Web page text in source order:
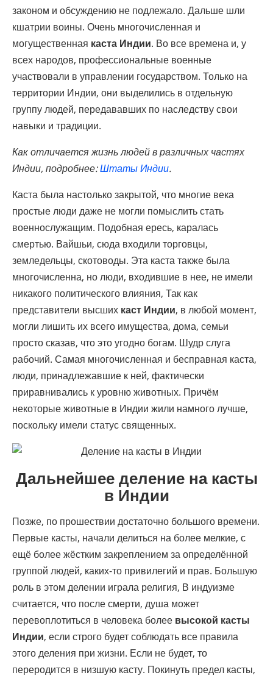
законом и обсуждению не подлежало. Дальше шли
кшатрии воины. Очень многочисленная и
могущественная каста Индии. Во все времена и, у
всех народов, профессиональные военные
участвовали в управлении государством. Только на
территории Индии, они выделились в отдельную
группу людей, передававших по наследству свои
навыки и традиции.
Как отличается жизнь людей в различных частях
Индии, подробнее:Штаты Индии.
Каста была настолько закрытой, что многие века
простые люди даже не могли помыслить стать
военнослужащим. Подобная ересь, каралась
смертью. Вайшьи, сюда входили торговцы,
земледельцы, скотоводы. Эта каста также была
многочисленна, но люди, входившие в нее, не имели
никакого политического влияния, Так как
представители высших каст Индии, в любой момент,
могли лишить их всего имущества, дома, семьи
просто сказав, что это угодно богам. Шудр слуга
рабочий. Самая многочисленная и бесправная каста,
люди, принадлежавшие к ней, фактически
приравнивались к уровню животных. Причём
некоторые животные в Индии жили намного лучше,
поскольку имели статус священных.
Дальнейшее деление на касты
в Индии
Позже, по прошествии достаточно большого времени.
Первые касты, начали делиться на более мелкие, с
ещё более жёстким закреплением за определённой
группой людей, каких-то привилегий и прав. Большую
роль в этом делении играла религия, В индуизме
считается, что после смерти, душа может
перевоплотиться в человека более высокой касты
Индии, если строго будет соблюдать все правила
этого деления при жизни. Если не будет, то
переродится в низшую касту. Покинуть предел касты,